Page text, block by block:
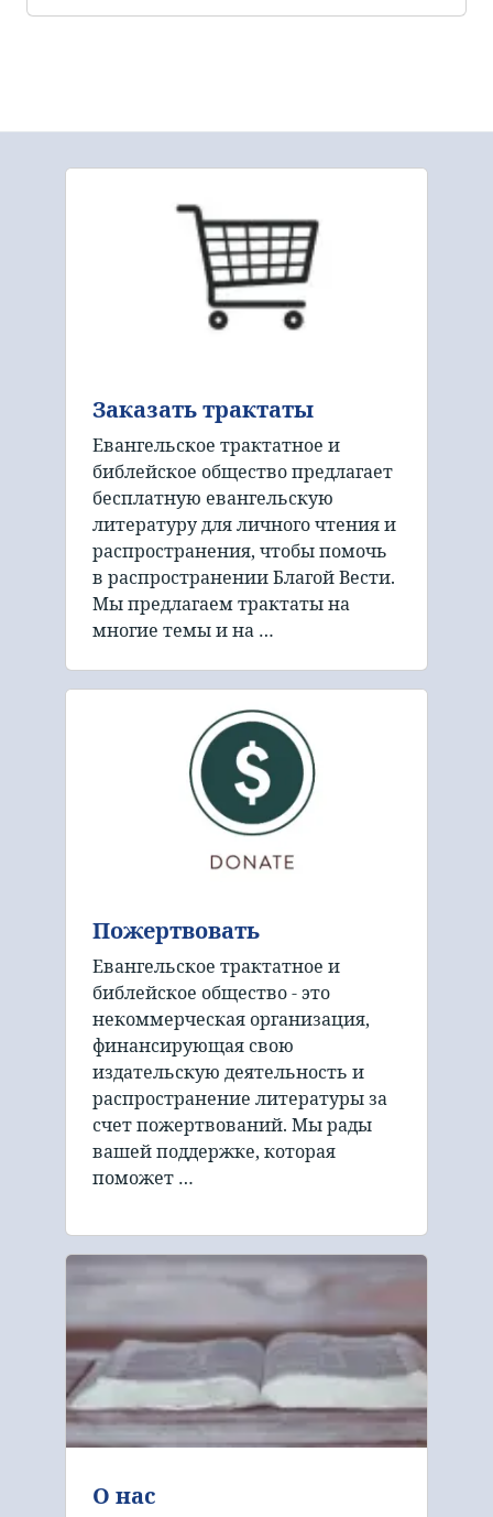
Заказать трактаты
Евангельское трактатное и
библейское общество предлагает
бесплатную евангельскую
литературу для личного чтения и
распространения, чтобы помочь
в распространении Благой Вести.
Мы предлагаем трактаты на
многие темы и на …
Пожертвовать
Евангельское трактатное и
библейское общество - это
некоммерческая организация,
финансирующая свою
издательскую деятельность и
распространение литературы за
счет пожертвований. Мы рады
вашей поддержке, которая
поможет …
О нас